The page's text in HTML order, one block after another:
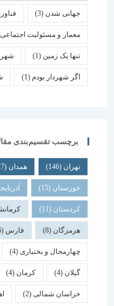
جهانی شدن(3) فناوری (2)
معمار و مسئولیت اجتماعی (2)
تنها یک زمین(1) شهر مال
اگر شهردار بودم (1) شهر به
برچسب تقسیم‌بندی مقالات
همدان
خوزستان(15) آذربایجان
کردستان(11) کرمانشاه(9)
هرمزگان(8) فارس
چهارمحال و بختیاری (4)
کرمان یزد
خراسان شمالی(2) اهواز